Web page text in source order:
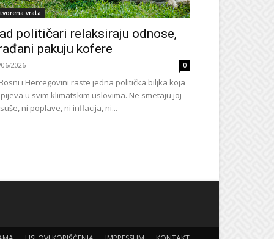
vrata
političari relaksiraju odnose,
pakuju kofere
2026 0
i Hercegovini raste jedna politička biljka koja
u svim klimatskim uslovima. Ne smetaju joj
ni poplave, ni inflacija, ni...